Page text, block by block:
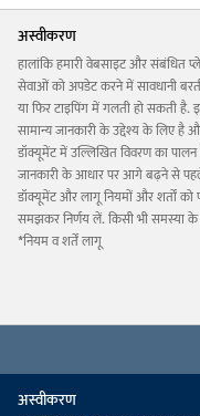
अस्वीकरण
हालांकि हमारी वेबसाइट और संबंधित
सेवाओं को अपडेट करने में सावधानी
या फिर टाइपिंग में गलती हो सकती
सामान्य जानकारी के उद्देश्य के लिए है
डॉक्यूमेंट में उल्लिखित विवरण का पालन
जानकारी के आधार पर आगे बढ़ने से
डॉक्यूमेंट और लागू नियमों और शर्तों को
समझकर निर्णय लें. किसी भी समस्या
*नियम व शर्तें लागू
अस्वीकरण